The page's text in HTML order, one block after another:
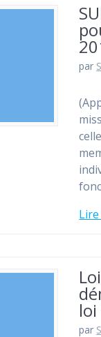
par
par